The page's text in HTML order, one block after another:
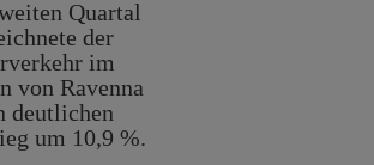
Quartal
der
im
von Ravenna
deutlichen
um 10,9 %.